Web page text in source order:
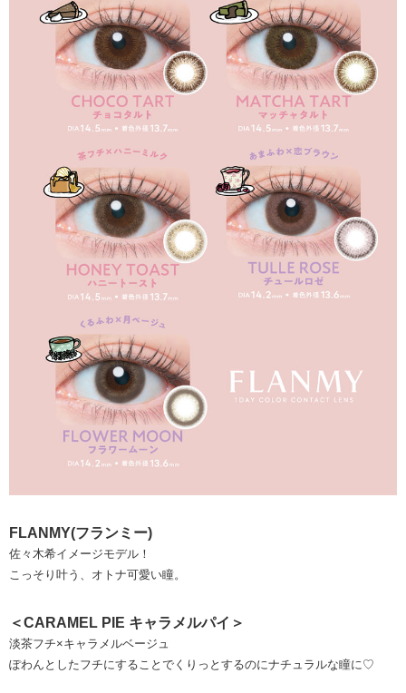
FLANMY(フランミー)
佐々木希イメージモデル！
こっそり叶う、オトナ可愛い瞳。
＜CARAMEL PIE キャラメルパイ＞
淡茶フチ×キャラメルベージュ
ぽわんとしたフチにすることでくりっとするのにナチュラルな瞳に♡